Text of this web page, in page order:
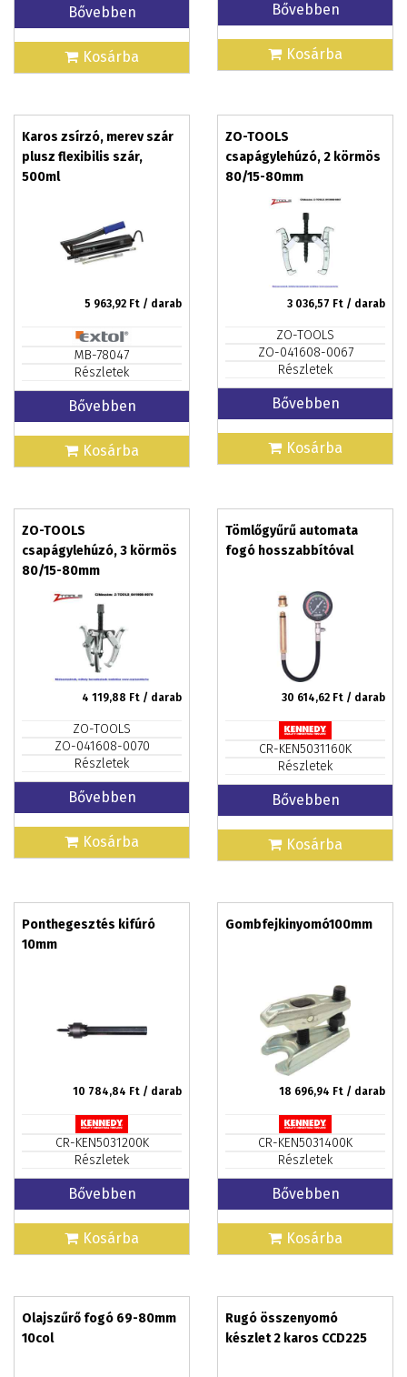
Bővebben
Kosárba
Bővebben
Kosárba
Karos zsírzó, merev szár
plusz flexibilis szár,
500ml
5 963,92 Ft / darab
MB-78047
Részletek
Bővebben
Kosárba
ZO-TOOLS
csapágylehúzó, 2 körmös
80/15-80mm
3 036,57 Ft / darab
ZO-TOOLS
ZO-041608-0067
Részletek
Bővebben
Kosárba
ZO-TOOLS
csapágylehúzó, 3 körmös
80/15-80mm
4 119,88 Ft / darab
ZO-TOOLS
ZO-041608-0070
Részletek
Bővebben
Kosárba
Tömlőgyűrű automata
fogó hosszabbítóval
30 614,62 Ft / darab
CR-KEN5031160K
Részletek
Bővebben
Kosárba
Ponthegesztés kifúró
10mm
10 784,84 Ft / darab
CR-KEN5031200K
Részletek
Bővebben
Kosárba
Gombfejkinyomó100mm
18 696,94 Ft / darab
CR-KEN5031400K
Részletek
Bővebben
Kosárba
Olajszűrő fogó 69-80mm
10col
Rugó összenyomó
készlet 2 karos CCD225